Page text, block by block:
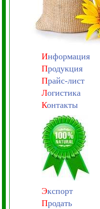
Информация
Продукция
Прайс-лист
Логистика
Контакты
Экспорт
Продать